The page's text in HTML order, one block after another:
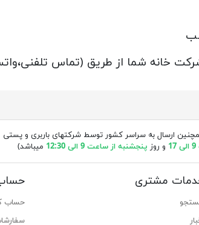
شرکت خانه شما از طریق (تماس
ارسال به سراسر کشور توسط شرکتهای باربری و پستی
و روز پنجشنبه از ساعت 9 الی 12:30 میباشد)
مشتری
حساب